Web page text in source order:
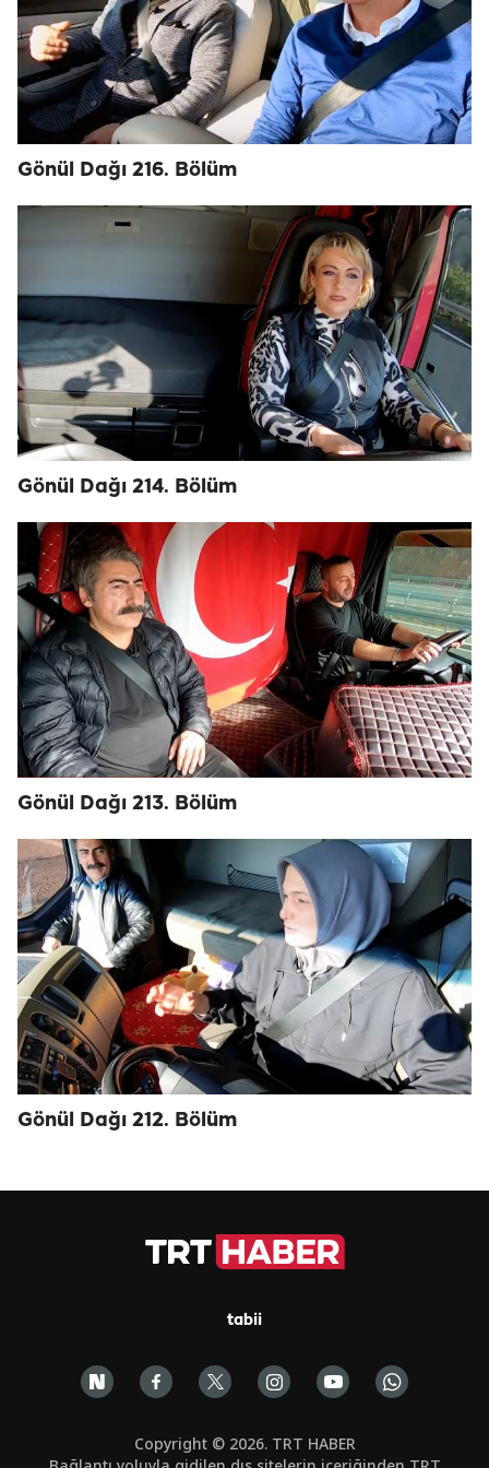
Gönül Dağı 216. Bölüm
Gönül Dağı 214. Bölüm
Gönül Dağı 213. Bölüm
Gönül Dağı 212. Bölüm
tabii
Copyright © 2026. TRT HABER